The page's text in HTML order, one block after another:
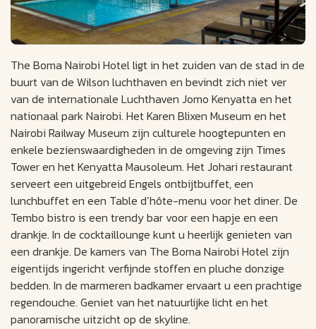
The Boma Nairobi Hotel ligt in het zuiden van de stad in de
buurt van de Wilson luchthaven en bevindt zich niet ver
van de internationale Luchthaven Jomo Kenyatta en het
nationaal park Nairobi. Het Karen Blixen Museum en het
Nairobi Railway Museum zijn culturele hoogtepunten en
enkele bezienswaardigheden in de omgeving zijn Times
Tower en het Kenyatta Mausoleum. Het Johari restaurant
serveert een uitgebreid Engels ontbijtbuffet, een
lunchbuffet en een Table d’hôte-menu voor het diner. De
Tembo bistro is een trendy bar voor een hapje en een
drankje. In de cocktaillounge kunt u heerlijk genieten van
een drankje. De kamers van The Boma Nairobi Hotel zijn
eigentijds ingericht verfijnde stoffen en pluche donzige
bedden. In de marmeren badkamer ervaart u een prachtige
regendouche. Geniet van het natuurlijke licht en het
panoramische uitzicht op de skyline.